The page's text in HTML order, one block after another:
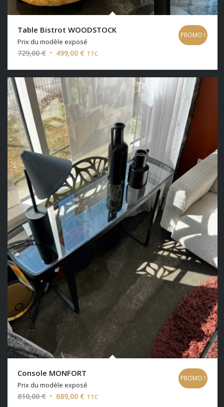
Table Bistrot WOODSTOCK
Prix du modèle exposé
729,00€ Le
initial
était :
729,00 €.
499,00 € Le
actuel
est :
499,00 €.
TTC
PROMO !
Console MONFORT
Prix du modèle exposé
810,00€ Le 689,00 € Le
TTC
PROMO !